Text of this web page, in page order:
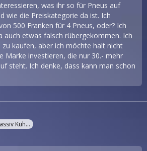
was ihr so für Pneus auf
wie die Preiskategorie da ist. Ich
500 Franken für 4 Pneus, oder? Ich
auch etwas falsch rübergekommen. Ich
zu kaufen, aber ich möchte halt nicht
Marke investieren, die nur 30.- mehr
steht. Ich denke, dass kann man schon
Grafikkarten passiv Kühler